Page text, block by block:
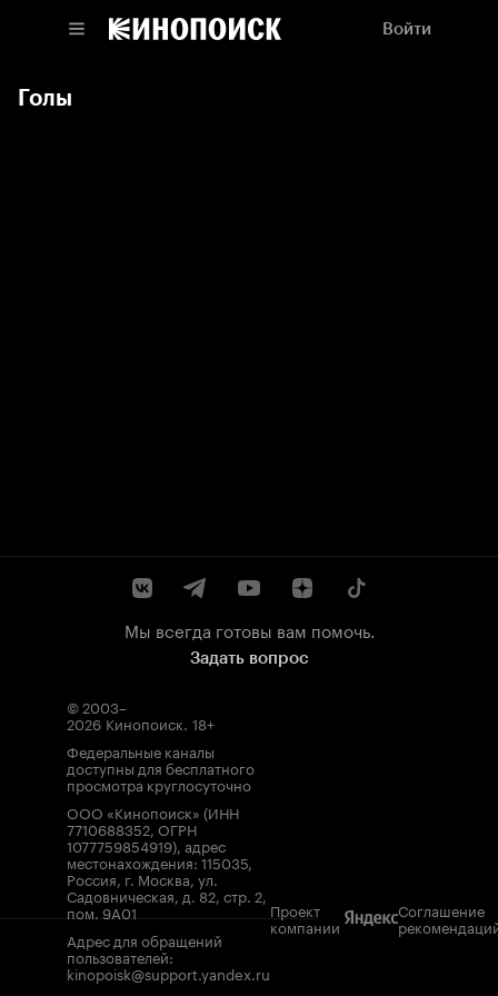
Войти
Голы
Мы всегда готовы вам помочь.
Задать вопрос
© 2003–
2026 Кинопоиск. 18+
Федеральные каналы
доступны для бесплатного
просмотра круглосуточно
ООО «Кинопоиск» (ИНН
7710688352, ОГРН
1077759854919), адрес
местонахождения: 115035,
Россия, г. Москва, ул.
Садовническая, д. 82, стр. 2,
пом. 9А01
Адрес для обращений
пользователей:
kinopoisk@support.yandex.ru
Проект
компании
Соглашение